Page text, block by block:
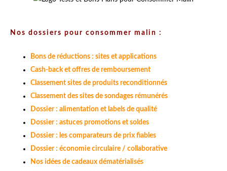
Nos dossiers pour consommer malin :
Bons de réductions : sites et applications
Cash-back et offres de remboursement
Classement sites de produits reconditionnés
Classement des sites de sondages rémunérés
Dossier : alimentation et labels de qualité
Dossier : astuces promotions et soldes
Dossier : les comparateurs de prix fiables
Dossier : économie circulaire / collaborative
Nos idées de cadeaux dématérialisés